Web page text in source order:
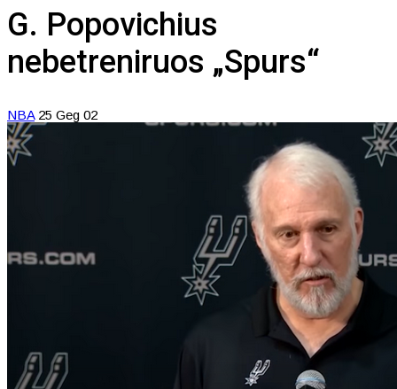
G. Popovichius
nebetreniruos „Spurs“
NBA 25 Geg 02